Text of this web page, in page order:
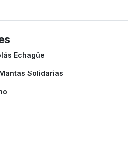
Echagüe
Solidarias